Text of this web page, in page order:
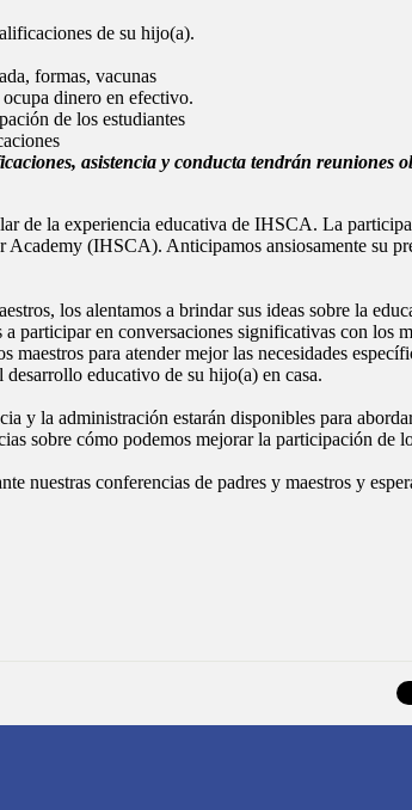
de su hijo(a).
formas, vacunas
dinero en efectivo.
de los estudiantes
asistencia y conducta tendrán reuniones
de la experiencia educativa de IHSCA. La
(IHSCA). Anticipamos ansiosamente su
los alentamos a brindar sus ideas sobre la
participar en conversaciones significativas con los
maestros para atender mejor las necesidades
educativo de su hijo(a) en casa.
y la administración estarán disponibles para
sobre cómo podemos mejorar la participación de
nuestras conferencias de padres y maestros y